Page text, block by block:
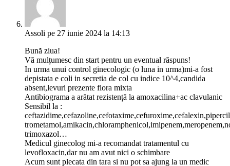
Assoli pe 27 iunie 2024 la 14:13
Bună ziua!
Vă mulțumesc din start pentru un eventual răspuns!
In urma unui control ginecologic (o luna in urma)mi-a fost
depistata e coli in secretia de col cu indice 10^4,candida
absent,levuri prezente flora mixta
Antibiograma a arătat rezistență la amoxacilina+ac clavulanic
Sensibil la :
trimoxazol…
Medicul ginecolog mi-a recomandat tratamentul cu
levofloxacin,dar nu am avut nici o schimbare
Acum sunt plecata din tara si nu pot sa ajung la un medic